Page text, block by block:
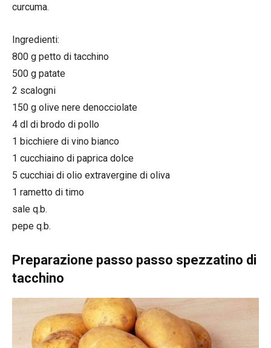
curcuma.
Ingredienti:
800 g petto di tacchino
500 g patate
2 scalogni
150 g olive nere denocciolate
4 dl di brodo di pollo
1 bicchiere di vino bianco
1 cucchiaino di paprica dolce
5 cucchiai di olio extravergine di oliva
1 rametto di timo
sale q.b.
pepe q.b.
Preparazione passo passo spezzatino di
tacchino